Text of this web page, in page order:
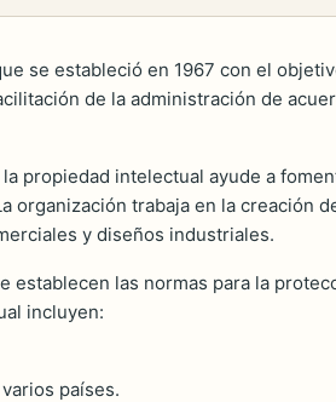
se estableció en 1967 con el
de la administración de
propiedad intelectual ayude a
organización trabaja en la creación
y diseños industriales.
establecen las normas para la
incluyen:
países.